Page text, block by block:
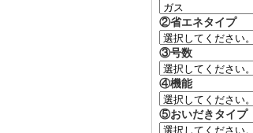
②省エネタイプ
③号数
④機能
⑤おいだきタイプ